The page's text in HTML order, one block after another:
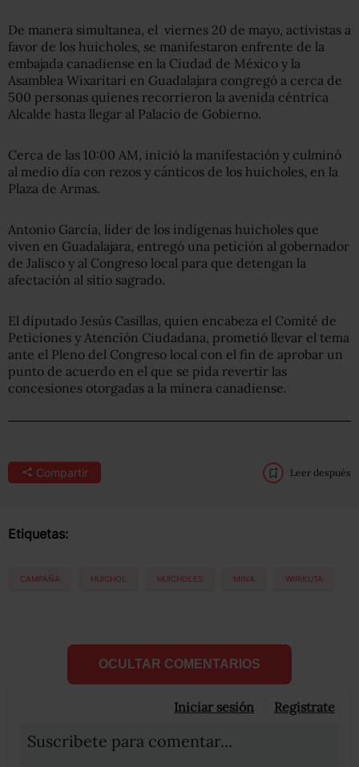
De manera simultanea, el viernes 20 de mayo, activistas a
favor de los huicholes, se manifestaron enfrente de la
embajada canadiense en la Ciudad de México y la
Asamblea Wixaritari en Guadalajara congregó a cerca de
500 personas quienes recorrieron la avenida céntrica
Alcalde hasta llegar al Palacio de Gobierno.
Cerca de las 10:00 AM, inició la manifestación y culminó
al medio día con rezos y cánticos de los huicholes, en la
Plaza de Armas.
Antonio García, líder de los indígenas huicholes que
viven en Guadalajara, entregó una petición al gobernador
de Jalisco y al Congreso local para que detengan la
afectación al sitio sagrado.
El diputado Jesús Casillas, quien encabeza el Comité de
Peticiones y Atención Ciudadana, prometió llevar el tema
ante el Pleno del Congreso local con el fin de aprobar un
punto de acuerdo en el que se pida revertir las
concesiones otorgadas a la minera canadiense.
Compartir Leer después
Etiquetas:
CAMPAÑA HUICHOL HUICHOLES MINA WIRIKUTA
OCULTAR COMENTARIOS
Iniciar sesión Registrate
Suscribete para comentar...